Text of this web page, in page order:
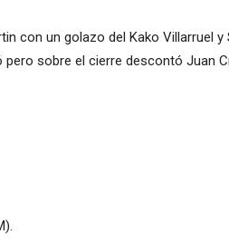
con un golazo del Kako Villarruel y
sobre el cierre descontó Juan